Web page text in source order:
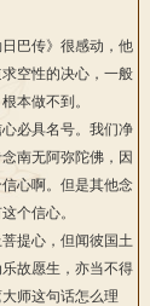
巴传》很感动，他
空性的决心，一般
本做不到。
必具名号。我们净
南无阿弥陀佛，因
心啊。但是其他念
个信心。
提心，但闻彼国土
故愿生，亦当不得
师这句话怎么理